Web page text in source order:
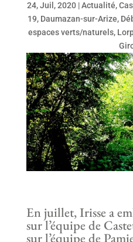
24, Juil, 2020 |Actualité,
19, Daumazan-sur-Arize,
espaces verts/naturels,
En juillet, Irisse a
sur l’équipe de
sur l’équipe de